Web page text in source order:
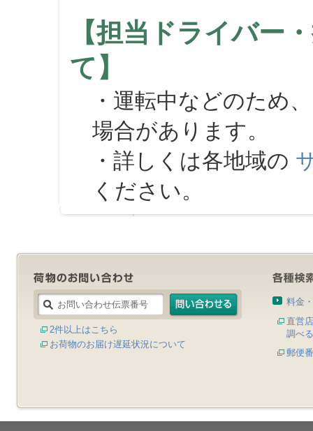
【担当ドライバー
て】
・運転中などのため
場合があります。
・詳しくは各地域の
ください。
2件以上はこちら
お荷物のお届け遅延状況について
料金
直営
調べる
郵便